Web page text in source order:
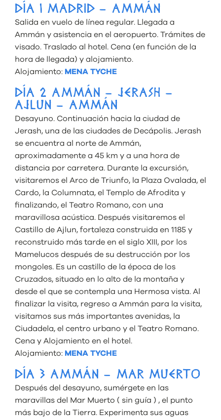
DÍA 1 MADRID – AMMÁN
Salida en vuelo de línea regular. Llegada a
Ammán y asistencia en el aeropuerto. Trámites de
visado. Traslado al hotel. Cena (en función de la
hora de llegada) y alojamiento.
Alojamiento: MENA TYCHE
DÍA 2 AMMÁN – JERASH –
AJLUN – AMMÁN
Desayuno. Continuación hacia la ciudad de
Jerash, una de las ciudades de Decápolis. Jerash
se encuentra al norte de Ammán,
aproximadamente a 45 km y a una hora de
distancia por carretera. Durante la excursión,
visitaremos el Arco de Triunfo, la Plaza Ovalada, el
Cardo, la Columnata, el Templo de Afrodita y
finalizando, el Teatro Romano, con una
maravillosa acústica. Después visitaremos el
Castillo de Ajlun, fortaleza construida en 1185 y
reconstruido más tarde en el siglo XIII, por los
Mamelucos después de su destrucción por los
mongoles. Es un castillo de la época de los
Cruzados, situado en lo alto de la montaña y
desde el que se contempla una Hermosa vista. Al
finalizar la visita, regreso a Ammán para la visita,
visitamos sus más importantes avenidas, la
Ciudadela, el centro urbano y el Teatro Romano.
Cena y Alojamiento en el hotel.
Alojamiento: MENA TYCHE
DÍA 3 AMMÁN – MAR MUERTO
Después del desayuno, sumérgete en las
maravillas del Mar Muerto ( sin guía ) , el punto
más bajo de la Tierra. Experimenta sus aguas